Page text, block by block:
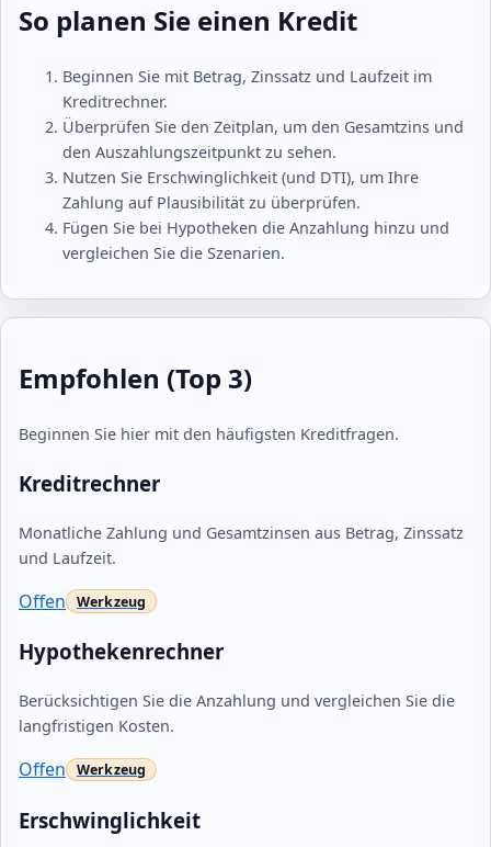
So planen Sie einen Kredit
Beginnen Sie mit Betrag, Zinssatz und Laufzeit im
Kreditrechner.
Überprüfen Sie den Zeitplan, um den Gesamtzins und
den Auszahlungszeitpunkt zu sehen.
Nutzen Sie Erschwinglichkeit (und DTI), um Ihre
Zahlung auf Plausibilität zu überprüfen.
Fügen Sie bei Hypotheken die Anzahlung hinzu und
vergleichen Sie die Szenarien.
Empfohlen (Top 3)
Beginnen Sie hier mit den häufigsten Kreditfragen.
Kreditrechner
Monatliche Zahlung und Gesamtzinsen aus Betrag, Zinssatz
und Laufzeit.
Offen
Hypothekenrechner
Berücksichtigen Sie die Anzahlung und vergleichen Sie die
langfristigen Kosten.
Offen
Erschwinglichkeit